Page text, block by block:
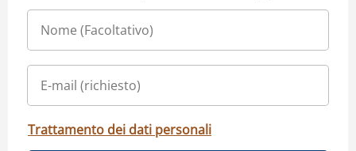
Trattamento dei dati personali